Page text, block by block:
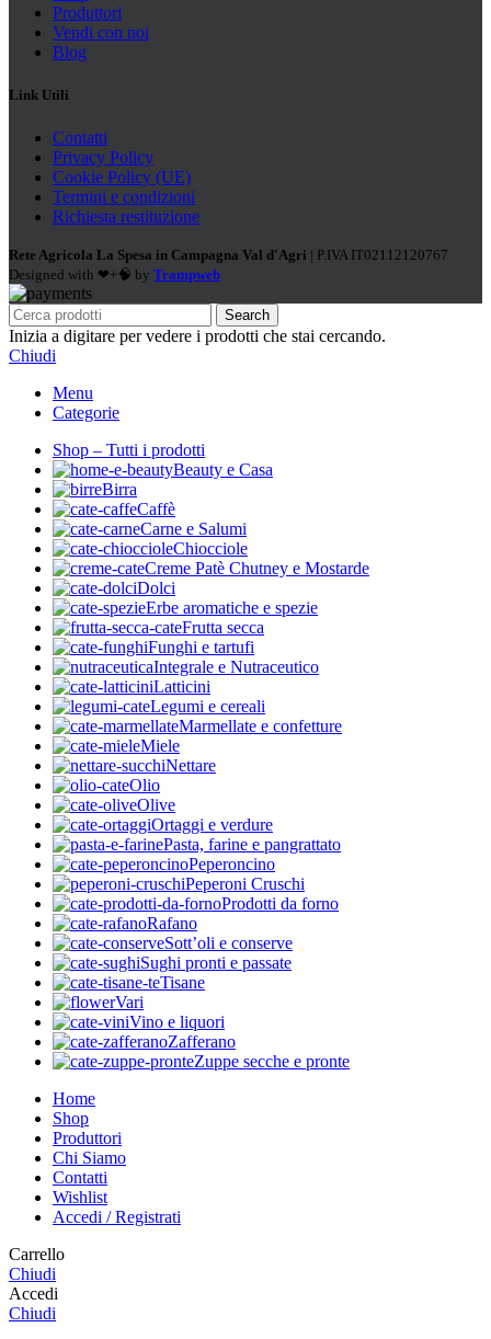
Produttori
Vendi con noi
Blog
Link Utili
Contatti
Privacy Policy
Cookie Policy (UE)
Termini e condizioni
Richiesta restituzione
Rete Agricola La Spesa in Campagna Val d'Agri | P.IVA IT02112120767
Designed with ❤+🧠 by Trampweb
Search
Inizia a digitare per vedere i prodotti che stai cercando.
Chiudi
Menu
Categorie
Shop – Tutti i prodotti
Beauty e Casa
Birra
Caffè
Carne e Salumi
Chiocciole
Creme Patè Chutney e Mostarde
Dolci
Erbe aromatiche e spezie
Frutta secca
Funghi e tartufi
Integrale e Nutraceutico
Latticini
Legumi e cereali
Marmellate e confetture
Miele
Nettare
Olio
Olive
Ortaggi e verdure
Pasta, farine e pangrattato
Peperoncino
Peperoni Cruschi
Prodotti da forno
Rafano
Sott’oli e conserve
Sughi pronti e passate
Tisane
Vari
Vino e liquori
Zafferano
Zuppe secche e pronte
Home
Shop
Produttori
Chi Siamo
Contatti
Wishlist
Accedi / Registrati
Carrello
Chiudi
Accedi
Chiudi